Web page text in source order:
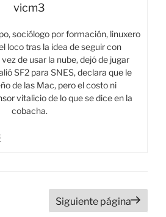
vicm3
sociólogo por formación, linuxero
loco tras la idea de seguir con
de usar la nube, dejó de jugar
SF2 para SNES, declara que le
de las Mac, pero el costo ni
vitalicio de lo que se dice en la
cobacha.
Siguiente página